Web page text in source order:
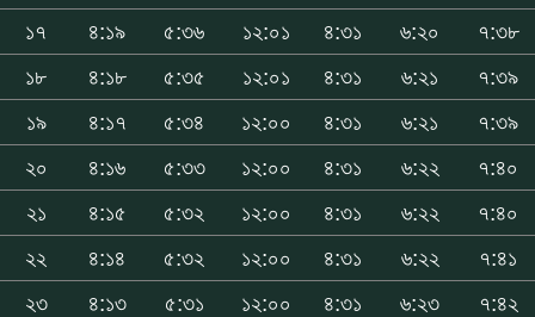
১৭
৪:১৯ ৫:৩৬ ১২:০১ ৪:৩১ ৬:২০
৭:৩৮
১৮
৪:১৮ ৫:৩৫ ১২:০১ ৪:৩১ ৬:২১
৭:৩৯
১৯
৪:১৭ ৫:৩৪ ১২:০০ ৪:৩১ ৬:২১
৭:৩৯
২০
৪:১৬ ৫:৩৩ ১২:০০ ৪:৩১ ৬:২২
৭:৪০
২১
৪:১৫ ৫:৩২ ১২:০০ ৪:৩১ ৬:২২
৭:৪০
২২
৪:১৪ ৫:৩২ ১২:০০ ৪:৩১ ৬:২২
৭:৪১
২৩
৪:১৩ ৫:৩১ ১২:০০ ৪:৩১ ৬:২৩
৭:৪২